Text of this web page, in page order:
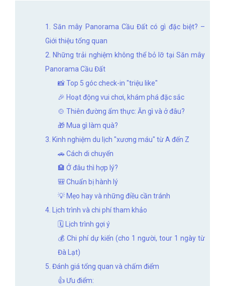
1. Săn mây Panorama Cầu Đất có gì đặc biệt? –
Giới thiệu tổng quan
2. Những trải nghiệm không thể bỏ lỡ tại Săn mây
Panorama Cầu Đất
📸 Top 5 góc check-in "triệu like"
🎉 Hoạt động vui chơi, khám phá đặc sắc
🍲 Thiên đường ẩm thực: Ăn gì và ở đâu?
🎁 Mua gì làm quà?
3. Kinh nghiệm du lịch "xương máu" từ A đến Z
🚗 Cách di chuyển
🏨 Ở đâu thì hợp lý?
🎒 Chuẩn bị hành lý
💡 Mẹo hay và những điều cần tránh
4. Lịch trình và chi phí tham khảo
🗓️ Lịch trình gợi ý
💰 Chi phí dự kiến (cho 1 người, tour 1 ngày từ
Đà Lạt)
5. Đánh giá tổng quan và chấm điểm
👍 Ưu điểm: